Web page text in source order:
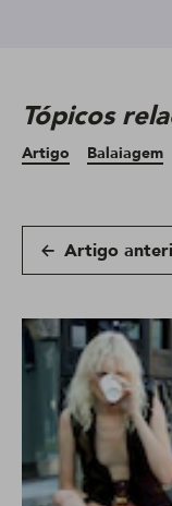
Tópicos
Artigo Balaiagem
Artigo